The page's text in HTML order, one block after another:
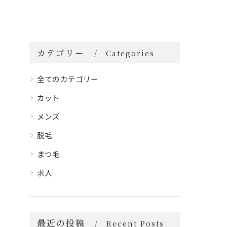
カテゴリー Categories
全てのカテゴリー
カット
メンズ
脱毛
まつ毛
求人
最近の投稿 Recent Posts